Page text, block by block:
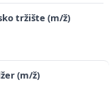
tržište (m/ž)
(m/ž)